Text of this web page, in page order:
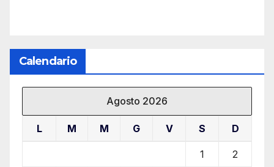
Calendario
Agosto 2026
L M M G V S D
1 2